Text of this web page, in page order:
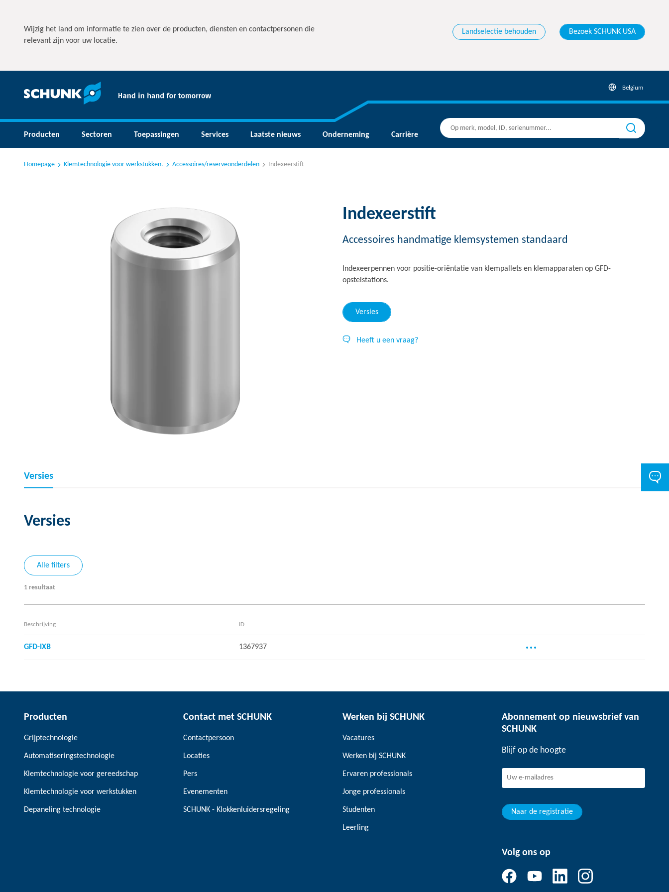
Wijzig het land om informatie te zien over de producten, diensten en contactpersonen die
relevant zijn voor uw locatie.
Landselectie behouden Bezoek SCHUNK USA
Belgium
Producten Sectoren Toepassingen Services Laatste nieuws Onderneming Carrière
Homepage Klemtechnologie voor werkstukken. Accessoires/reserveonderdelen Indexeerstift
Indexeerstift
Accessoires handmatige klemsystemen standaard
Indexeerpennen voor positie-oriëntatie van klempallets en klemapparaten op GFD-
opstelstations.
Versies
Heeft u een vraag?
Versies
Versies
Alle filters
1 resultaat
Beschrijving ID
GFD-IXB 1367937
Producten
Grijptechnologie
Automatiseringstechnologie
Klemtechnologie voor gereedschap
Klemtechnologie voor werkstukken
Depaneling technologie
Contact met SCHUNK
Contactpersoon
Locaties
Pers
Evenementen
SCHUNK - Klokkenluidersregeling
Werken bij SCHUNK
Vacatures
Werken bij SCHUNK
Ervaren professionals
Jonge professionals
Studenten
Leerling
Abonnement op nieuwsbrief van
SCHUNK
Blijf op de hoogte
Naar de registratie
Volg ons op